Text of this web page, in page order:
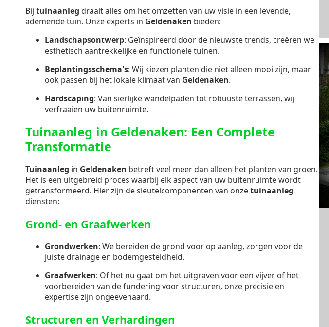
Bij tuinaanleg draait alles om het omzetten van uw visie in een levende,
ademende tuin. Onze experts in Geldenaken bieden:
Landschapsontwerp: Geïnspireerd door de nieuwste trends, creëren we
esthetisch aantrekkelijke en functionele tuinen.
Beplantingsschema's: Wij kiezen planten die niet alleen mooi zijn, maar
ook passen bij het lokale klimaat van Geldenaken.
Hardscaping: Van sierlijke wandelpaden tot robuuste terrassen, wij
verfraaien uw buitenruimte.
Tuinaanleg in Geldenaken: Een Complete
Transformatie
Tuinaanleg in Geldenaken betreft veel meer dan alleen het planten van groen.
Het is een uitgebreid proces waarbij elk aspect van uw buitenruimte wordt
getransformeerd. Hier zijn de sleutelcomponenten van onzetuinaanleg
diensten:
Grond- en Graafwerken
Grondwerken: We bereiden de grond voor op aanleg, zorgen voor de
juiste drainage en bodemgesteldheid.
Graafwerken: Of het nu gaat om het uitgraven voor een vijver of het
voorbereiden van de fundering voor structuren, onze precisie en
expertise zijn ongeëvenaard.
Structuren en Verhardingen